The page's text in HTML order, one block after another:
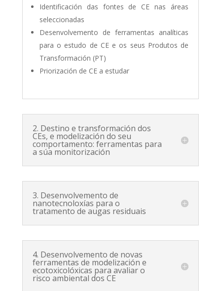
Identificación das fontes de CE nas áreas
seleccionadas
Desenvolvemento de ferramentas analíticas
para o estudo de CE e os seus Produtos de
Transformación (PT)
Priorización de CE a estudar
2. Destino e transformación dos
CEs, e modelización do seu
comportamento: ferramentas para
a súa monitorización
3. Desenvolvemento de
nanotecnoloxías para o
tratamento de augas residuais
4. Desenvolvemento de novas
ferramentas de modelización e
ecotoxicolóxicas para avaliar o
risco ambiental dos CE